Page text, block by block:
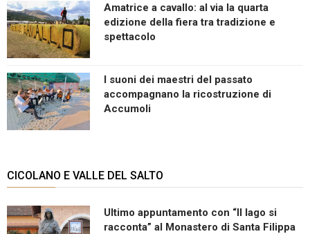
Amatrice a cavallo: al via la quarta
edizione della fiera tra tradizione e
spettacolo
I suoni dei maestri del passato
accompagnano la ricostruzione di
Accumoli
CICOLANO E VALLE DEL SALTO
Ultimo appuntamento con “Il lago si
racconta” al Monastero di Santa Filippa